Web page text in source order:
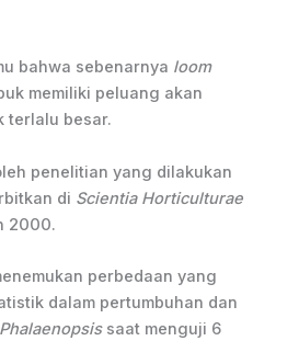
bahwa sebenarnya loom
memiliki peluang akan
terlalu besar.
penelitian yang dilakukan
di Scientia Horticulturae
2000.
perbedaan yang
dalam pertumbuhan dan
Phalaenopsissaat menguji 6